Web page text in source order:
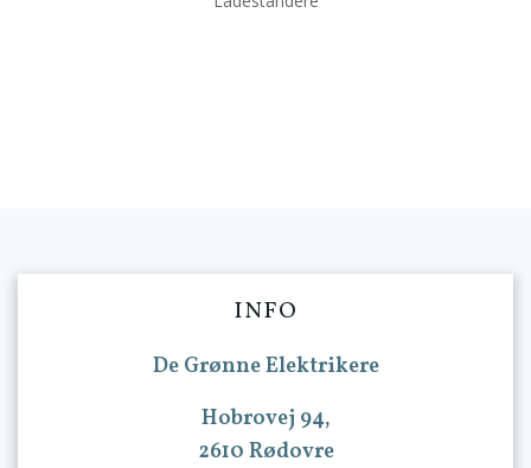
INFO
De Grønne Elektrikere
Hobrovej 94,
2610 Rødovre